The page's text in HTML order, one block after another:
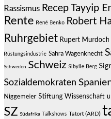
Rassismus Recep Tayyip
Rente René Benko Robert
Ruhrgebiet Rupert Murdoch
Rüstungsindustrie Sahra Wagenknecht
Schweden Schweiz Sibylle Berg
Sozialdemokraten
Niggemeier Stiftung Wissenschaft
SZ Südafrika Talkshows Tatort (ARD)